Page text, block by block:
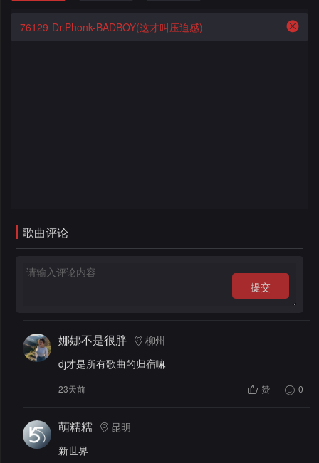
76129 Dr.Phonk-BADBOY(这才叫压迫感)
歌曲评论
提交
娜娜不是很胖
柳州
dj才是所有歌曲的归宿嘛
23天前 赞 0
萌糯糯
昆明
新世界